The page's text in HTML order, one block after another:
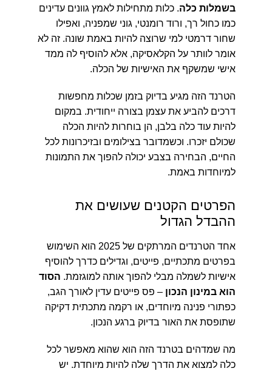
בשמלות כלה. כלות מתחילות לאמץ גוונים עדינים
כמו כחול רך, ורוד רומנטי, גוני שמפניה, ואפילו
שחור דרמטי למי שרוצה להיות באמת שונה. זה לא
אומר לוותר על הקלאסיקה, אלא להוסיף לה ממד
אישי שמשקף את האישיות של הכלה.
הטרנד הזה מגיע בדיוק בזמן שכלות מחפשות
דרכים להביע את עצמן בצורה ייחודית. במקום
להיות עוד כלה בלבן, הן בוחרות להיות הכלה
שכולם יזכרו. וכשמדובר בצילומים ובזיכרונות לכל
החיים, הבחירה בצבע יכולה להפוך את התמונות
למיוחדות באמת.
הפרטים הקטנים שעושים את
ההבדל הגדול
אחד הטרנדים המרתקים של 2025 הוא השימוש
בפרטים מתכתיים, פייטים, וגדילים כדרך להוסיף
אישיות לשמלה מבלי להפוך אותה למוגזמת. הסוד
הוא במינון הנכון – פס פייטים עדין לאורך הגב,
כפתורי פנינה מיוחדים, או רקמה מתכתית דקיקה
שתופסת את האור בדיוק ברגע הנכון.
מה שמדהים בטרנד הזה הוא שהוא מאפשר לכל
כלה למצוא את הדרך שלה להיות מיוחדת. יש